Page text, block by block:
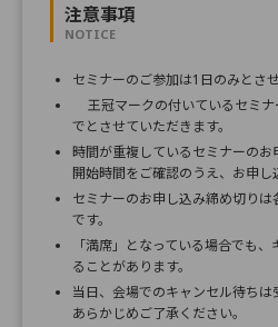
注意事項
NOTICE
セミナーのご参加は1日のみとさ
王冠マークの付いているセミ
でとさせていただきます。
時間が重複しているセミナーのお
開始時間をご確認のうえ、お申し
セミナーのお申し込み締め切り
です。
「満席」となっている場合でも
ることがあります。
当日、会場でのキャンセル待ちは
あらかじめご了承ください。